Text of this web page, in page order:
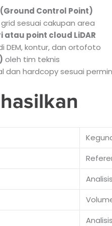
Control Point)
sesuai cakupan area
point cloud LiDAR
DEM, kontur, dan ortofoto
oleh tim teknis
hardcopy sesuai